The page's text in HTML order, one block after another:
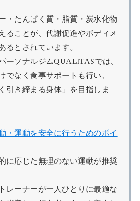
・たんぱく質・脂質・炭水化物
ることが、代謝促進やボディメ
るとされています。
ーソナルジムQUALITASでは、
でなく食事サポートも行い、
引き締まる身体」を目指しま
・運動を安全に行うためのポイ
に応じた無理のない運動が推奨
レーナーが一人ひとりに最適な